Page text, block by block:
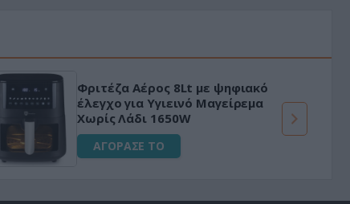
Φριτέζα Αέρος 8Lt με ψηφιακό
έλεγχο για Υγιεινό Μαγείρεμα
Χωρίς Λάδι 1650W
ΑΓΟΡΑΣΕ ΤΟ